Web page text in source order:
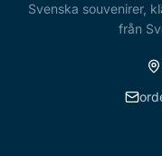
Svenska souvenirer,
från